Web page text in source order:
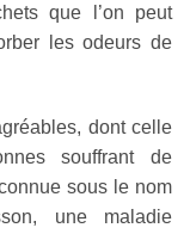
que l’on peut
les odeurs de
dont celle
souffrant de
sous le nom
une maladie